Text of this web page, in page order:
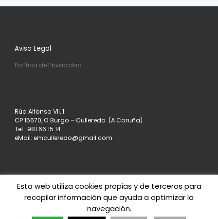
Aviso Legal
Política de Privacidad
Rúa Alfonso VII, 1.
CP 15670, O Burgo – Culleredo (A Coruña)
Tel.: 981 66 15 14
eMail: emculleredo@gmail.com
© 2026Asociación de Empresarios de Culleredo
Todos los derechos reservados
Esta web utiliza cookies propias y de terceros para
recopilar información que ayuda a optimizar la
navegación.